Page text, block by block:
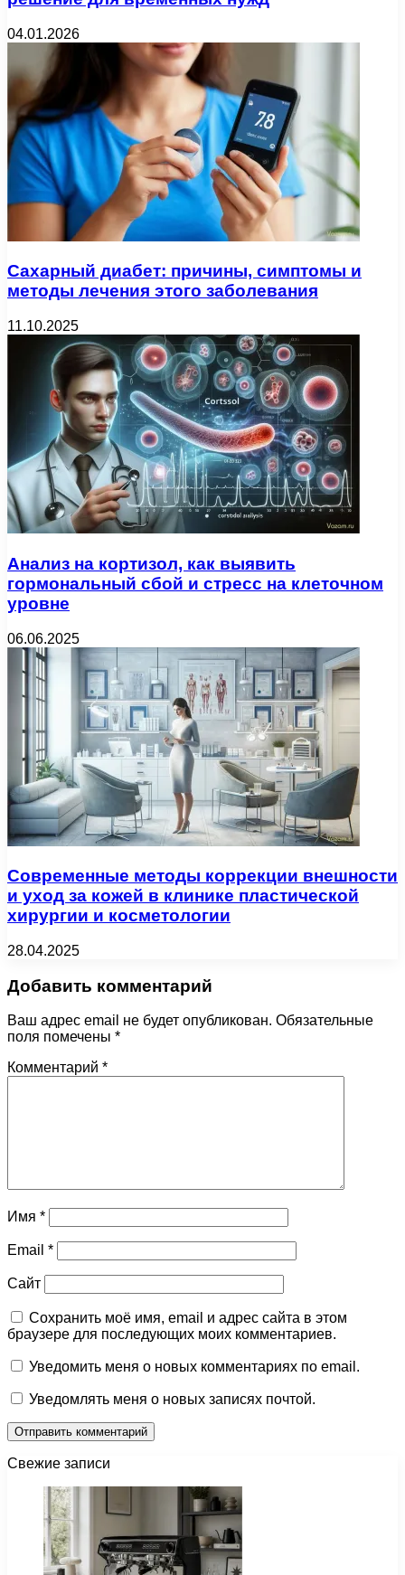
04.01.2026
Сахарный диабет: причины, симптомы и
методы лечения этого заболевания
11.10.2025
Анализ на кортизол, как выявить
гормональный сбой и стресс на клеточном
уровне
06.06.2025
Современные методы коррекции внешности
и уход за кожей в клинике пластической
хирургии и косметологии
28.04.2025
Добавить комментарий
Ваш адрес email не будет опубликован. Обязательные
поля помечены *
Комментарий *
Имя *
Email *
Сайт
Сохранить моё имя, email и адрес сайта в этом
браузере для последующих моих комментариев.
Уведомить меня о новых комментариях по email.
Уведомлять меня о новых записях почтой.
Свежие записи